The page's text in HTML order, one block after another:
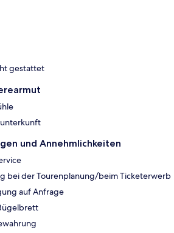
gestattet
und Annehmlichkeiten
bei der Tourenplanung/beim Ticketerwerb
auf Anfrage